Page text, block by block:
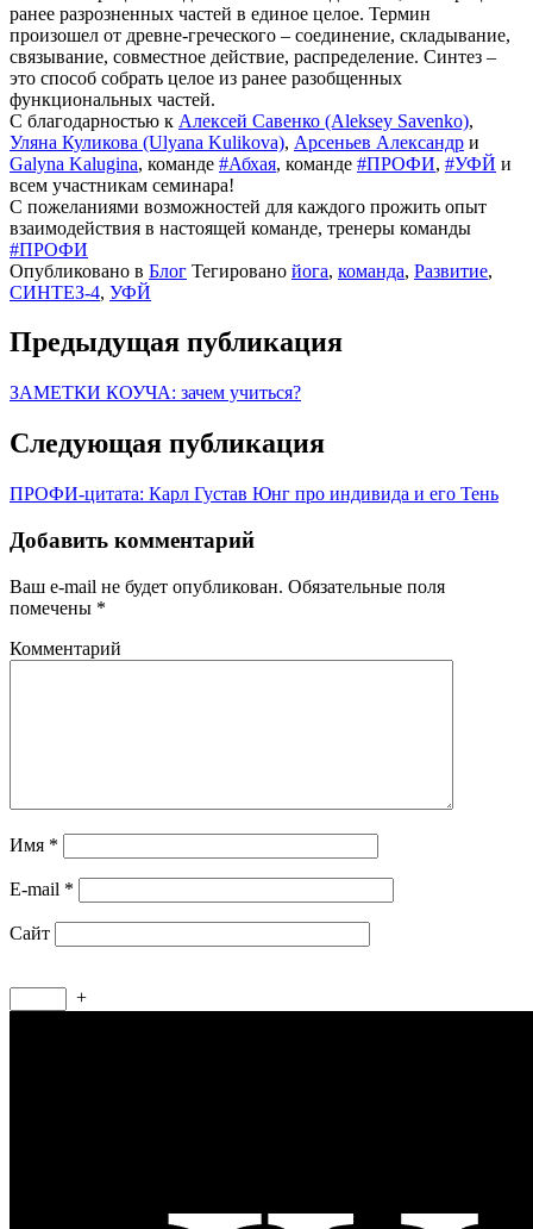
ранее разрозненных частей в единое целое. Термин
произошел от древне-греческого – соединение, складывание,
связывание, совместное действие, распределение. Синтез –
это способ собрать целое из ранее разобщенных
функциональных частей.
С благодарностью к Алексей Савенко (Aleksey Savenko),
Уляна Куликова (Ulyana Kulikova), Арсеньев Александр и
Galyna Kalugina, команде #Абхая, команде #ПРОФИ, #УФЙ и
всем участникам семинара!
С пожеланиями возможностей для каждого прожить опыт
взаимодействия в настоящей команде, тренеры команды
#ПРОФИ
Опубликовано в Блог Тегировано йога, команда, Развитие,
СИНТЕЗ-4, УФЙ
Предыдущая публикация
ЗАМЕТКИ КОУЧА: зачем учиться?
Следующая публикация
ПРОФИ-цитата: Карл Густав Юнг про индивида и его Тень
Добавить комментарий
Ваш e-mail не будет опубликован. Обязательные поля
помечены *
Комментарий
Имя *
E-mail *
Сайт
+